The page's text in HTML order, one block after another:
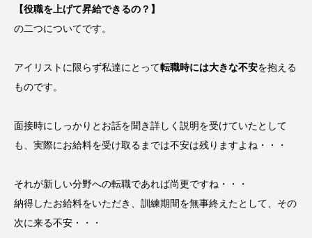
【役職を上げて昇給できるの？】
の二つについてです。
アイリストに限らず私達にとって転職時には大きな不安を抱える
ものです。
面接時にしっかりとお話を聞き詳しく説明を受けていたとして
も、実際にお給料を受け取るまでは不安は残りますよね・・・
それが新しい分野への転職であれば尚更ですね・・・
納得したお給料をいただき、訓練期間を無事終えたとして、その
次に来る不安・・・